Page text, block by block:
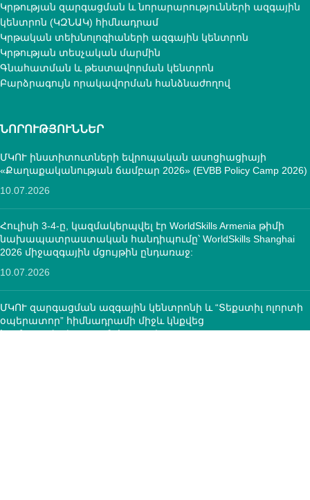
Կրթության զարգացման և նորարարությունների ազգային
կենտրոն (ԿԶՆԱԿ) հիմնադրամ
Կրթական տեխնոլոգիաների ազգային կենտրոն
Կրթության տեսչական մարմին
Գնահատման և թեստավորման կենտրոն
Բարձրագույն որակավորման հանձնաժողով
ՆՈՐՈՒԹՅՈՒՆՆԵՐ
ՄԿՈՒ ինստիտուտների եվրոպական ասոցիացիայի
«Քաղաքականության ճամբար 2026» (EVBB Policy Camp 2026)
10.07.2026
Հուլիսի 3-4-ը, կազմակերպվել էր WorldSkills Armenia թիմի
նախապատրաստական հանդիպումը՝ WorldSkills Shanghai
2026 միջազգային մցույթին ընդառաջ:
10.07.2026
ՄԿՈՒ զարգացման ազգային կենտրոնի և “Տեքստիլ ոլորտի
օպերատոր” հիմնադրամի միջև կնքվեց
համագործակցության հուշագիր